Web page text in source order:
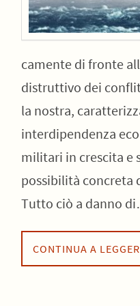
camente di fronte
distruttivo dei
la nostra,
interdipendenza
militari in crescita e
possibilità concreta
Tutto ciò a danno
CONTINUA A